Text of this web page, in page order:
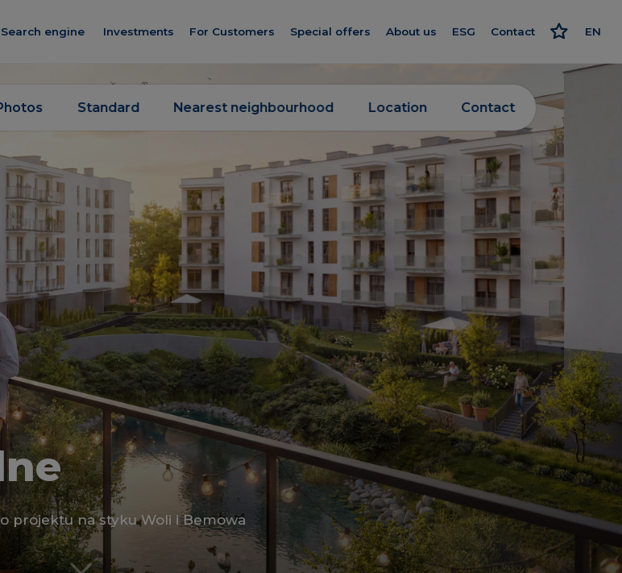
Search engine Investments
Metro Life
Osiedle Kameralne
Modern City
Completed investments
Service premises
For Customers
Turnkey finishing
Referral program
Discount card
Customer Advocate
Construction log
Client Panel
Special offers About us
Get to know us
Our standard
We give more
Smart House by Keemple
Purchase of land
Group companies
For Investors
Career
ESG
Responsible approach
Strategy and reports
Politics
Contact EN
PL
RU
projektu na styku Woli i Bemowa
Standard Nearest neighbourhood Location Contact